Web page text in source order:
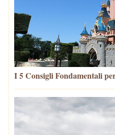
I 5 Consigli Fondamentali